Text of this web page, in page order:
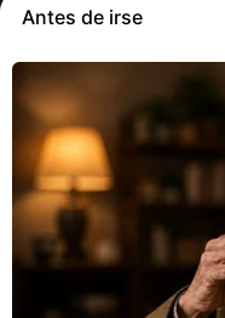
Calle
Pauta:
Temas
Antes de irse